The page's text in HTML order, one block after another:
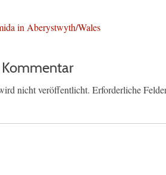
in Aberystwyth/Wales
nicht veröffentlicht. Erforderliche